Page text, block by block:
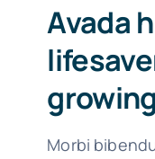
Avada
Morbi